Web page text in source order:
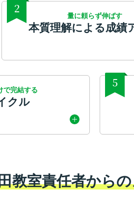
2
量に頼らず伸ばす
本質理解による成績
で完結する
クル
5
教室責任者から